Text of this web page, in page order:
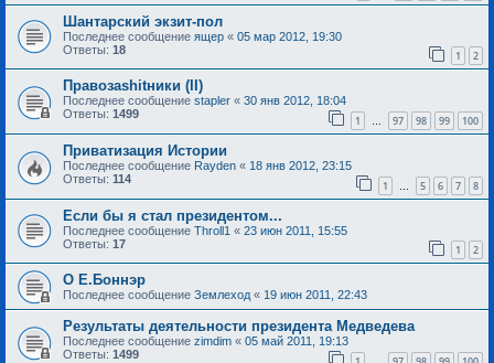
Шантарский экзит-пол
Последнее сообщение ящер « 05 мар 2012, 19:30
Ответы: 18 1 2
Правозаshitники (II)
Последнее сообщение stapler « 30 янв 2012, 18:04
Ответы: 1499 1 … 97 98 99 100
Приватизация Истории
Последнее сообщение Rayden « 18 янв 2012, 23:15
Ответы: 114 1 … 5 6 7 8
Если бы я стал президентом...
Последнее сообщение Throll1 « 23 июн 2011, 15:55
Ответы: 17 1 2
О Е.Боннэр
Последнее сообщение Землеход « 19 июн 2011, 22:43
Результаты деятельности президента Медведева
Последнее сообщение zimdim « 05 май 2011, 19:13
Ответы: 1499